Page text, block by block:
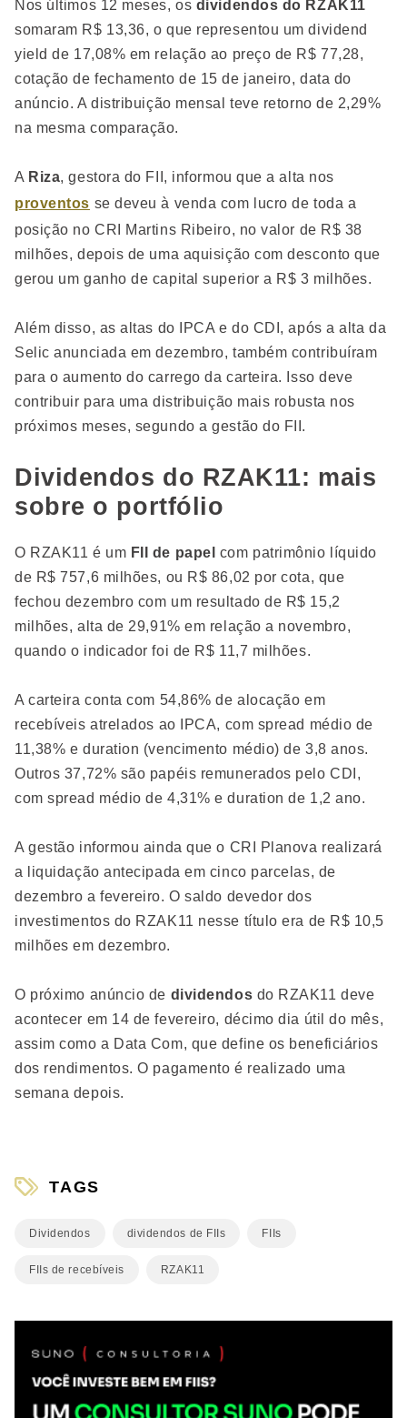
Nos últimos 12 meses, os dividendos do RZAK11
somaram R$ 13,36, o que representou um dividend
yield de 17,08% em relação ao preço de R$ 77,28,
cotação de fechamento de 15 de janeiro, data do
anúncio. A distribuição mensal teve retorno de 2,29%
na mesma comparação.
A Riza, gestora do FII, informou que a alta nos
proventos se deveu à venda com lucro de toda a
posição no CRI Martins Ribeiro, no valor de R$ 38
milhões, depois de uma aquisição com desconto que
gerou um ganho de capital superior a R$ 3 milhões.
Além disso, as altas do IPCA e do CDI, após a alta da
Selic anunciada em dezembro, também contribuíram
para o aumento do carrego da carteira. Isso deve
contribuir para uma distribuição mais robusta nos
próximos meses, segundo a gestão do FII.
Dividendos do RZAK11: mais
sobre o portfólio
O RZAK11 é um FII de papel com patrimônio líquido
de R$ 757,6 milhões, ou R$ 86,02 por cota, que
fechou dezembro com um resultado de R$ 15,2
milhões, alta de 29,91% em relação a novembro,
quando o indicador foi de R$ 11,7 milhões.
A carteira conta com 54,86% de alocação em
recebíveis atrelados ao IPCA, com spread médio de
11,38% e duration (vencimento médio) de 3,8 anos.
Outros 37,72% são papéis remunerados pelo CDI,
com spread médio de 4,31% e duration de 1,2 ano.
A gestão informou ainda que o CRI Planova realizará
a liquidação antecipada em cinco parcelas, de
dezembro a fevereiro. O saldo devedor dos
investimentos do RZAK11 nesse título era de R$ 10,5
milhões em dezembro.
O próximo anúncio de dividendos do RZAK11 deve
acontecer em 14 de fevereiro, décimo dia útil do mês,
assim como a Data Com, que define os beneficiários
dos rendimentos. O pagamento é realizado uma
semana depois.
TAGS
Dividendos dividendos de FIIs FIIs
FIIs de recebíveis RZAK11